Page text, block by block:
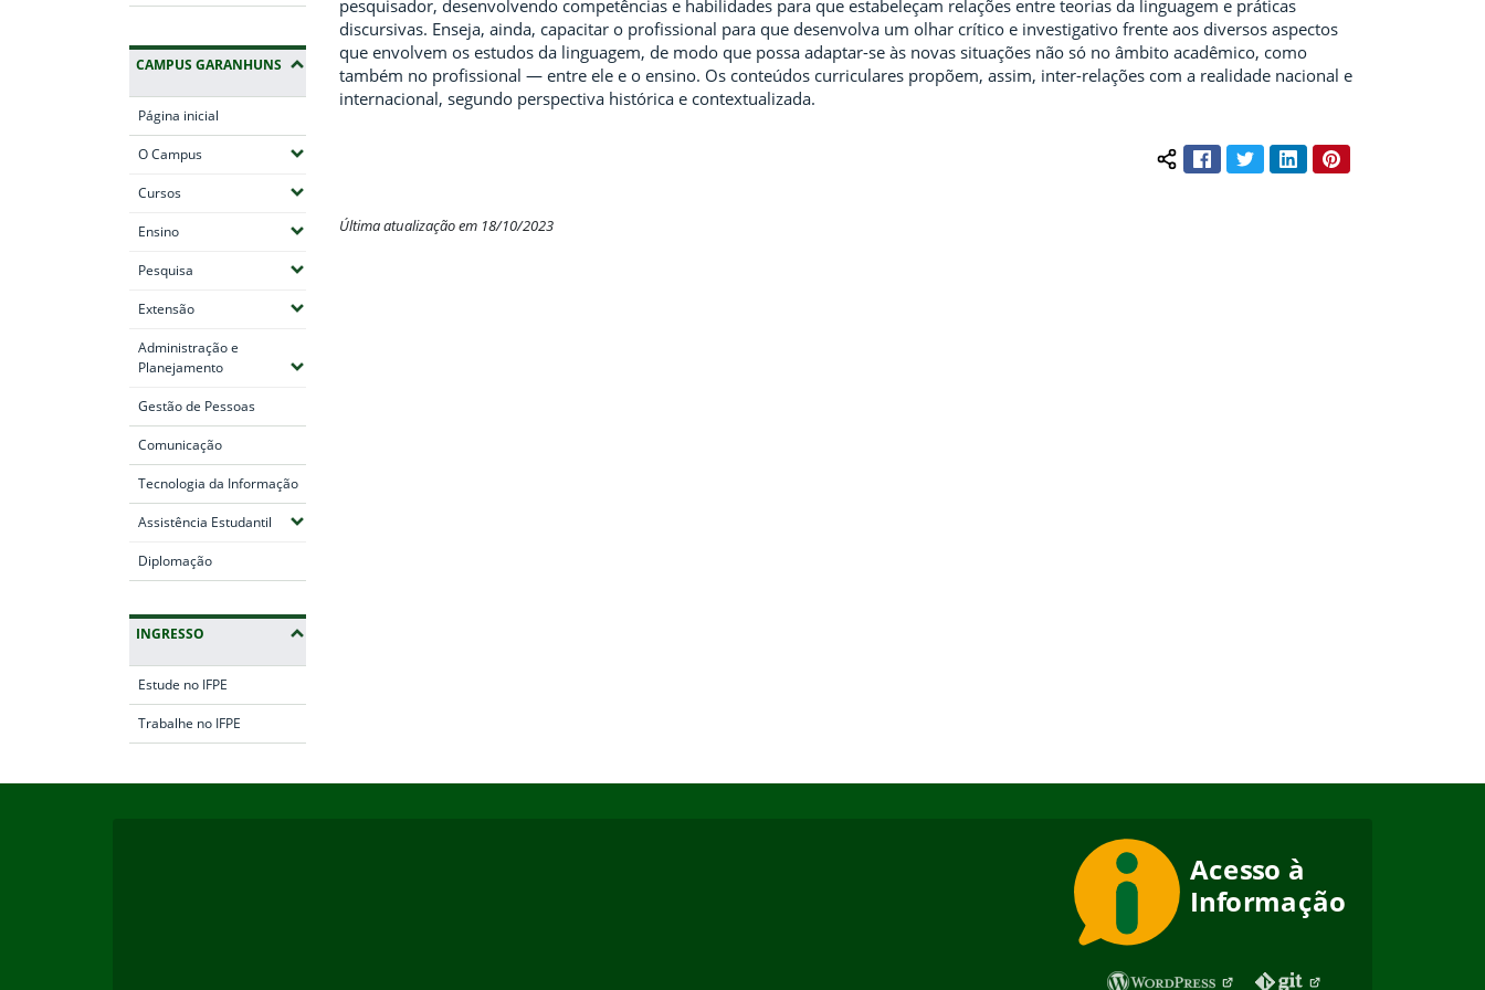
CAMPUS GARANHUNS
Página inicial
O Campus(Expandir submenus)
Cursos(Expandir submenus)
Ensino(Expandir submenus)
Pesquisa (Expandir submenus)
Extensão(Expandir submenus)
Administração e
Planejamento(Expandir submenus)
Gestão de Pessoas
Comunicação
Tecnologia da Informação
Assistência Estudantil (Expandir submenus)
Diplomação
INGRESSO
Estude no IFPE
Trabalhe no IFPE
pesquisador, desenvolvendo competências e habilidades para que estabeleçam relações entre teorias da linguagem e práticas
discursivas. Enseja, ainda, capacitar o profissional para que desenvolva um olhar crítico e investigativo frente aos diversos aspectos
que envolvem os estudos da linguagem, de modo que possa adaptar-se às novas situações não só no âmbito acadêmico, como
também no profissional — entre ele e o ensino. Os conteúdos curriculares propõem, assim, inter-relações com a realidade nacional e
internacional, segundo perspectiva histórica e contextualizada.
Compartilhar conteúdo:
FacebookTwitterLinkedInPinterest
Última atualização em 18/10/2023